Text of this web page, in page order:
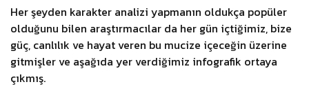
Her şeyden karakter analizi yapmanın oldukça popüler
olduğunu bilen araştırmacılar da her gün içtiğimiz, bize
güç, canlılık ve hayat veren bu mucize içeceğin üzerine
gitmişler ve aşağıda yer verdiğimiz infografik ortaya
çıkmış.